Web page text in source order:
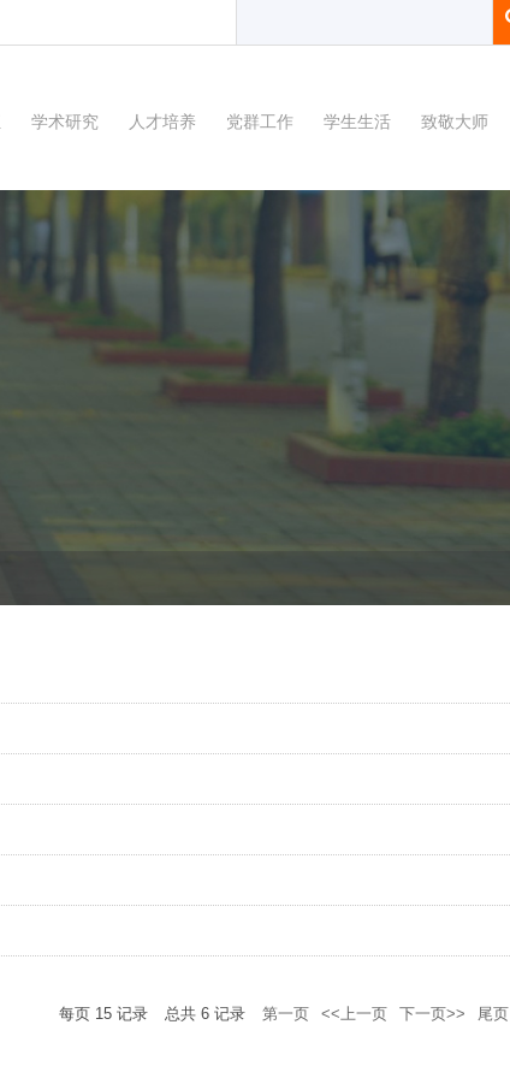
学术研究 人才培养 党群工作 学生生活 致敬大师
每页 15 记录 总共 6 记录 第一页 <<上一页 下一页>> 尾页